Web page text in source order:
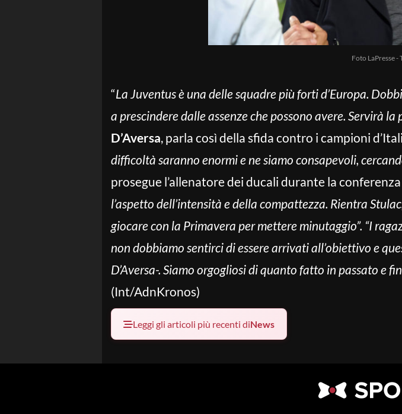
Foto LaPresse -
“La Juventus è una delle squadre più forti d’Europa.
a prescindere dalle assenze che possono avere. Servirà
D’Aversa, parla così della sfida contro i campioni
difficoltà saranno enormi e ne siamo consapevoli,
prosegue l’allenatore dei ducali durante la
l’aspetto dell’intensità e della compattezza. Rientra
giocare con la Primavera per mettere minutaggio”. “I
non dobbiamo sentirci di essere arrivati all’obiettivo e
D’Aversa-. Siamo orgogliosi di quanto fatto in passato e
(Int/AdnKronos)
Leggi gli articoli più recenti diNews